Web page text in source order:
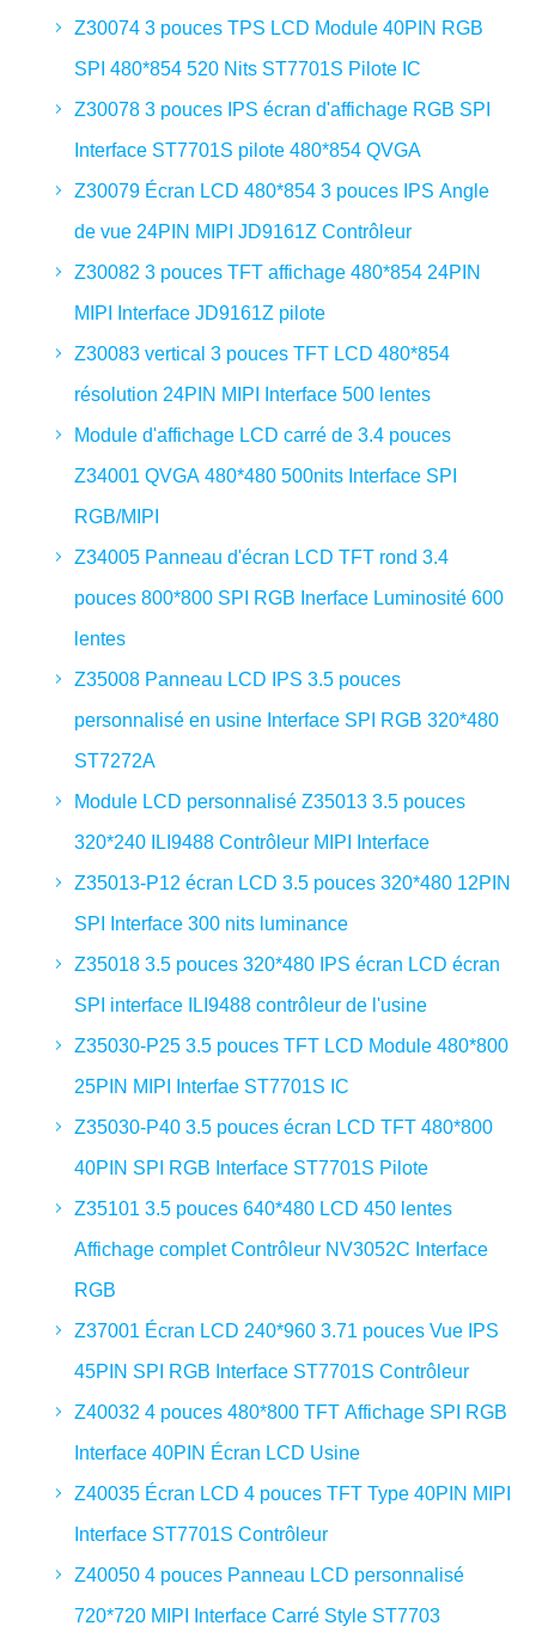
Z30074 3 pouces TPS LCD Module 40PIN RGB
SPI 480*854 520 Nits ST7701S Pilote IC
Z30078 3 pouces IPS écran d'affichage RGB SPI
Interface ST7701S pilote 480*854 QVGA
Z30079 Écran LCD 480*854 3 pouces IPS Angle
de vue 24PIN MIPI JD9161Z Contrôleur
Z30082 3 pouces TFT affichage 480*854 24PIN
MIPI Interface JD9161Z pilote
Z30083 vertical 3 pouces TFT LCD 480*854
résolution 24PIN MIPI Interface 500 lentes
Module d'affichage LCD carré de 3.4 pouces
Z34001 QVGA 480*480 500nits Interface SPI
RGB/MIPI
Z34005 Panneau d'écran LCD TFT rond 3.4
pouces 800*800 SPI RGB Inerface Luminosité 600
lentes
Z35008 Panneau LCD IPS 3.5 pouces
personnalisé en usine Interface SPI RGB 320*480
ST7272A
Module LCD personnalisé Z35013 3.5 pouces
320*240 ILI9488 Contrôleur MIPI Interface
Z35013-P12 écran LCD 3.5 pouces 320*480 12PIN
SPI Interface 300 nits luminance
Z35018 3.5 pouces 320*480 IPS écran LCD écran
SPI interface ILI9488 contrôleur de l'usine
Z35030-P25 3.5 pouces TFT LCD Module 480*800
25PIN MIPI Interfae ST7701S IC
Z35030-P40 3.5 pouces écran LCD TFT 480*800
40PIN SPI RGB Interface ST7701S Pilote
Z35101 3.5 pouces 640*480 LCD 450 lentes
Affichage complet Contrôleur NV3052C Interface
RGB
Z37001 Écran LCD 240*960 3.71 pouces Vue IPS
45PIN SPI RGB Interface ST7701S Contrôleur
Z40032 4 pouces 480*800 TFT Affichage SPI RGB
Interface 40PIN Écran LCD Usine
Z40035 Écran LCD 4 pouces TFT Type 40PIN MIPI
Interface ST7701S Contrôleur
Z40050 4 pouces Panneau LCD personnalisé
720*720 MIPI Interface Carré Style ST7703